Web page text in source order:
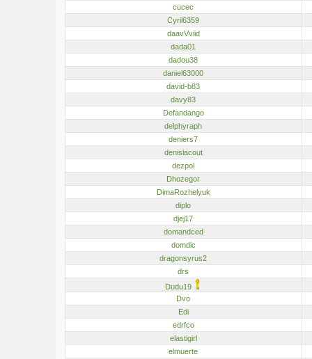
cucec
Cyril6359
daavVviid
dada01
dadou38
daniel63000
david-b83
davy83
Defandango
delphyraph
deniers7
denislacout
dezpol
Dhozegor
DimaRozhelyuk
diplo
djej17
domandced
domdic
dragonsyrus2
drs
Dudu19
Dvo
Edi
edrfco
elastigirl
elmuerte